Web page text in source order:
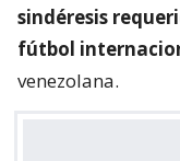
sindéresis
fútbol
venezolana.